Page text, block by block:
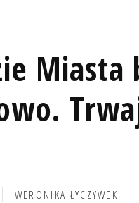
Miasta
WERONIKA ŁYCZYWEK